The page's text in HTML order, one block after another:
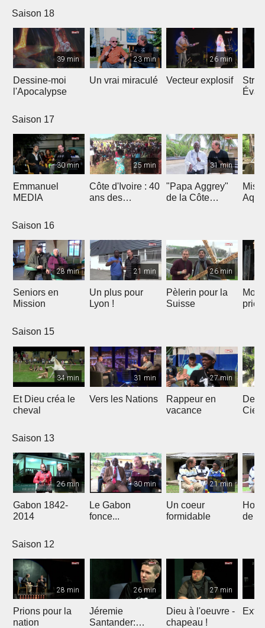
Saison 18
39 min
Dessine-moi
l'Apocalypse
23 min
Un vrai miraculé
26 min
Vecteur explosif
Saison 17
30 min
Emmanuel
MEDIA
25 min
Côte d'Ivoire : 40
ans des
31 min
"Papa Aggrey"
de la Côte
Saison 16
28 min
Seniors en
Mission
21 min
Un plus pour
Lyon !
26 min
Pèlerin pour la
Suisse
Saison 15
34 min
Et Dieu créa le
cheval
31 min
Vers les Nations
27 min
Rappeur en
vacance
Ciel
Saison 13
26 min
Gabon 1842-
2014
30 min
Le Gabon
fonce...
21 min
Un coeur
formidable
de
Saison 12
28 min
Prions pour la
nation
26 min
Jéremie
Santander:
27 min
Dieu à l'oeuvre -
chapeau !